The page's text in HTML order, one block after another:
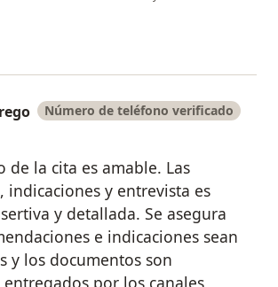
Judit
Número de teléfono verificado
de la cita es amable. Las
indicaciones y entrevista es
y detallada. Se asegura
e indicaciones sean
y los documentos son
por los canales